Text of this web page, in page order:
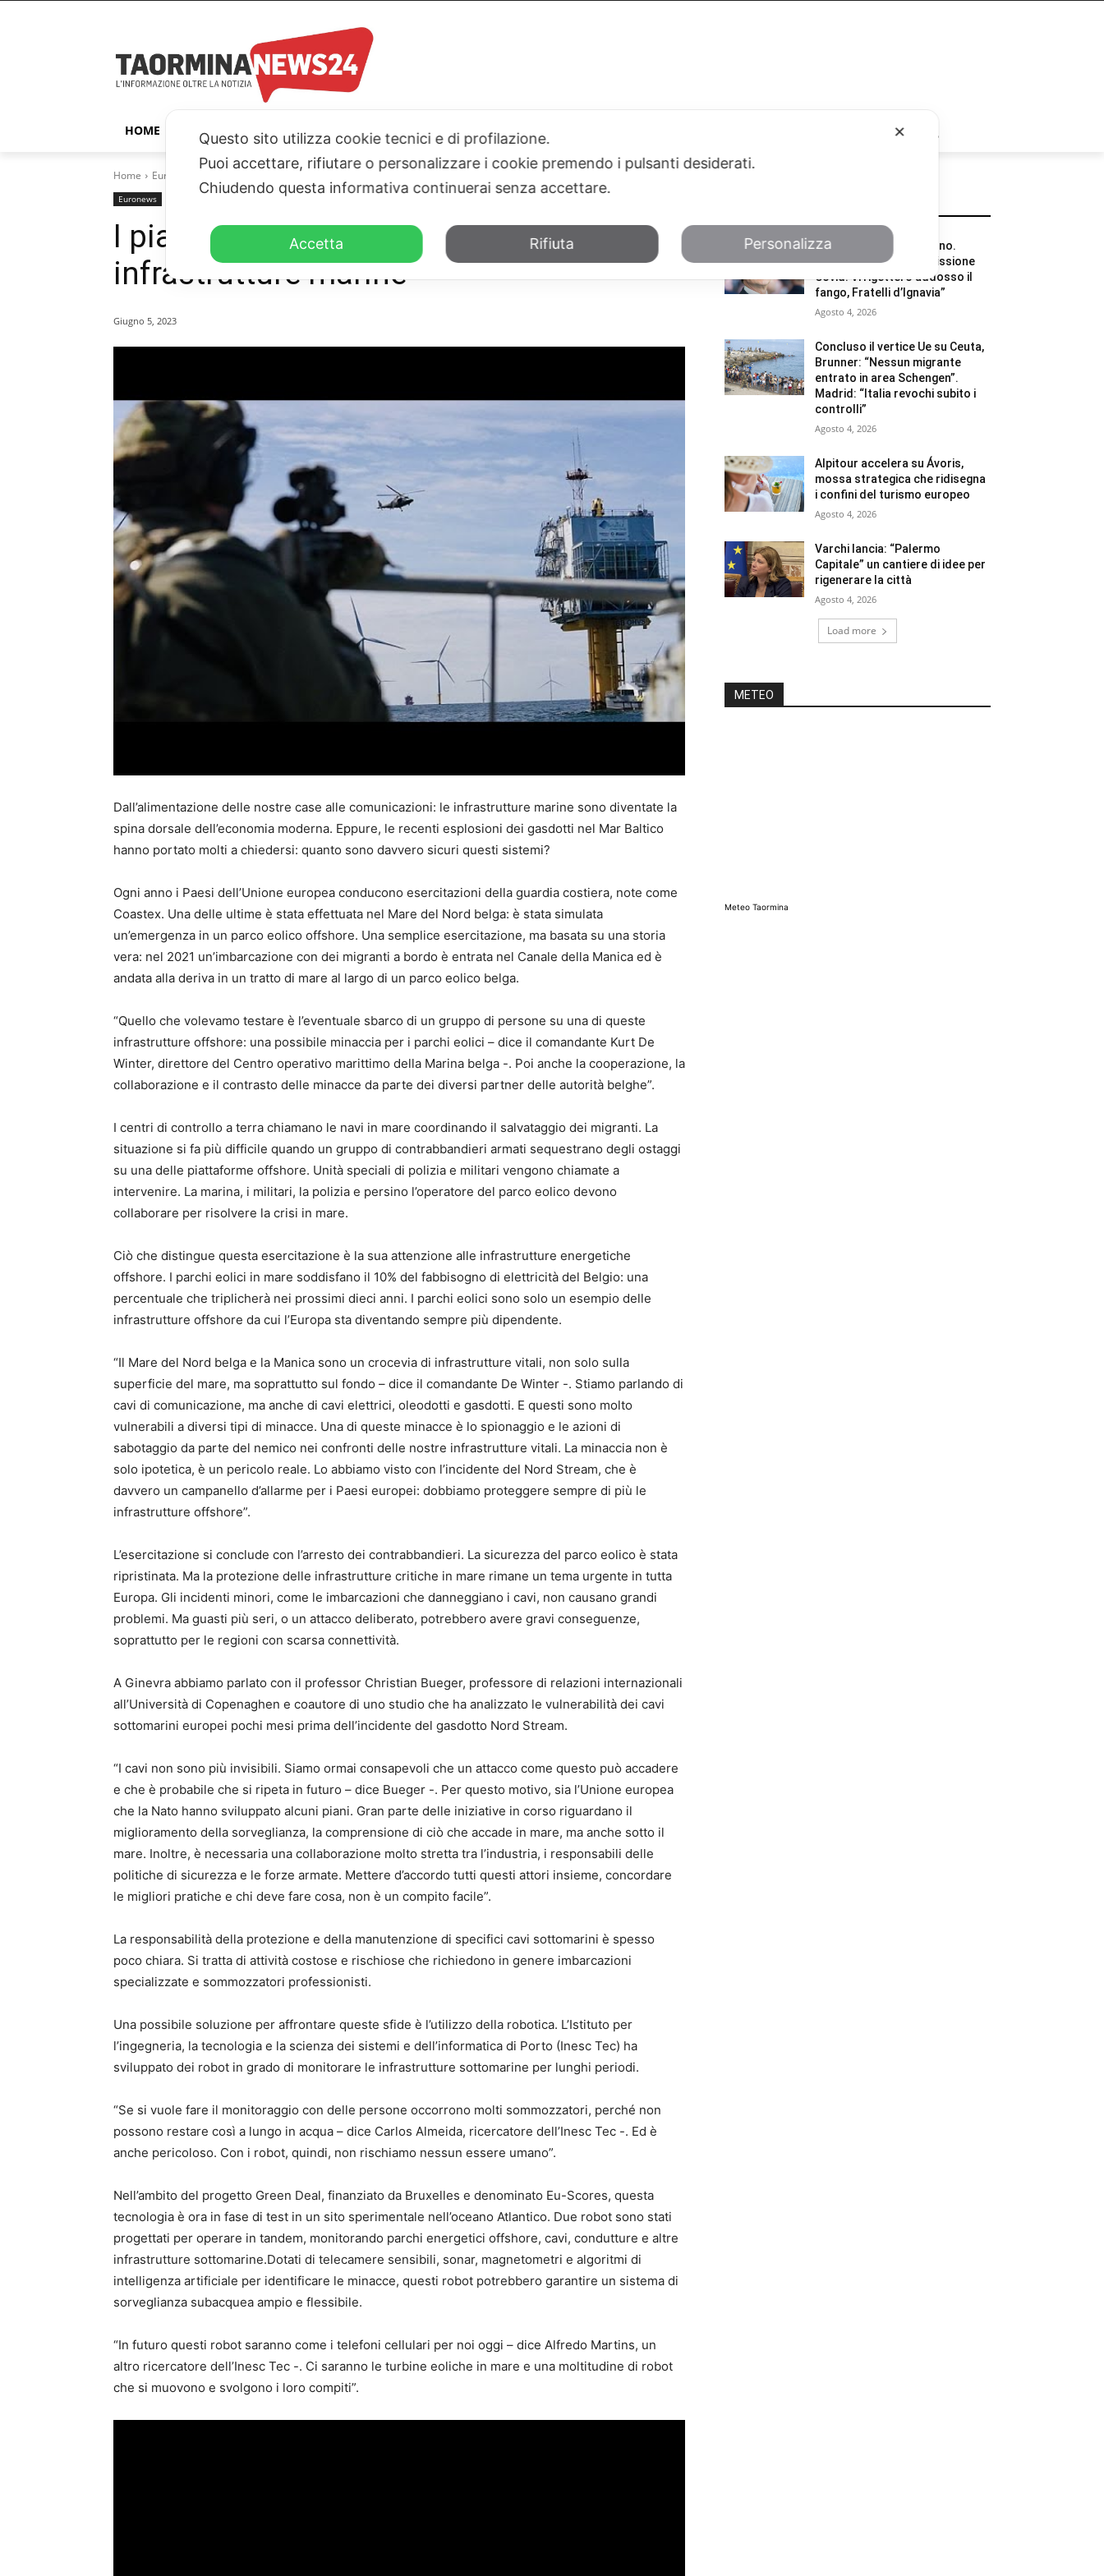
HOME TAORMINA ITALIA – ESTERI PARLAMENTO SICILIA
Home Euronews I piani di Ue e Nato per proteggere le infrastrutture marine
Euronews
I piani di Ue e Nato per proteggere le
infrastrutture marine
Giugno 5, 2023
Dall’alimentazione delle nostre case alle comunicazioni: le infrastrutture marine sono diventate la
spina dorsale dell’economia moderna. Eppure, le recenti esplosioni dei gasdotti nel Mar Baltico
hanno portato molti a chiedersi: quanto sono davvero sicuri questi sistemi?
Ogni anno i Paesi dell’Unione europea conducono esercitazioni della guardia costiera, note come
Coastex. Una delle ultime è stata effettuata nel Mare del Nord belga: è stata simulata
un’emergenza in un parco eolico offshore. Una semplice esercitazione, ma basata su una storia
vera: nel 2021 un’imbarcazione con dei migranti a bordo è entrata nel Canale della Manica ed è
andata alla deriva in un tratto di mare al largo di un parco eolico belga.
“Quello che volevamo testare è l’eventuale sbarco di un gruppo di persone su una di queste
infrastrutture offshore: una possibile minaccia per i parchi eolici – dice il comandante Kurt De
Winter, direttore del Centro operativo marittimo della Marina belga -. Poi anche la cooperazione, la
collaborazione e il contrasto delle minacce da parte dei diversi partner delle autorità belghe”.
I centri di controllo a terra chiamano le navi in mare coordinando il salvataggio dei migranti. La
situazione si fa più difficile quando un gruppo di contrabbandieri armati sequestrano degli ostaggi
su una delle piattaforme offshore. Unità speciali di polizia e militari vengono chiamate a
intervenire. La marina, i militari, la polizia e persino l’operatore del parco eolico devono
collaborare per risolvere la crisi in mare.
Ciò che distingue questa esercitazione è la sua attenzione alle infrastrutture energetiche
offshore. I parchi eolici in mare soddisfano il 10% del fabbisogno di elettricità del Belgio: una
percentuale che triplicherà nei prossimi dieci anni. I parchi eolici sono solo un esempio delle
infrastrutture offshore da cui l’Europa sta diventando sempre più dipendente.
“Il Mare del Nord belga e la Manica sono un crocevia di infrastrutture vitali, non solo sulla
superficie del mare, ma soprattutto sul fondo – dice il comandante De Winter -. Stiamo parlando di
cavi di comunicazione, ma anche di cavi elettrici, oleodotti e gasdotti. E questi sono molto
vulnerabili a diversi tipi di minacce. Una di queste minacce è lo spionaggio e le azioni di
sabotaggio da parte del nemico nei confronti delle nostre infrastrutture vitali. La minaccia non è
solo ipotetica, è un pericolo reale. Lo abbiamo visto con l’incidente del Nord Stream, che è
davvero un campanello d’allarme per i Paesi europei: dobbiamo proteggere sempre di più le
infrastrutture offshore”.
L’esercitazione si conclude con l’arresto dei contrabbandieri. La sicurezza del parco eolico è stata
ripristinata. Ma la protezione delle infrastrutture critiche in mare rimane un tema urgente in tutta
Europa. Gli incidenti minori, come le imbarcazioni che danneggiano i cavi, non causano grandi
problemi. Ma guasti più seri, o un attacco deliberato, potrebbero avere gravi conseguenze,
soprattutto per le regioni con scarsa connettività.
A Ginevra abbiamo parlato con il professor Christian Bueger, professore di relazioni internazionali
all’Università di Copenaghen e coautore di uno studio che ha analizzato le vulnerabilità dei cavi
sottomarini europei pochi mesi prima dell’incidente del gasdotto Nord Stream.
“I cavi non sono più invisibili. Siamo ormai consapevoli che un attacco come questo può accadere
e che è probabile che si ripeta in futuro – dice Bueger -. Per questo motivo, sia l’Unione europea
che la Nato hanno sviluppato alcuni piani. Gran parte delle iniziative in corso riguardano il
miglioramento della sorveglianza, la comprensione di ciò che accade in mare, ma anche sotto il
mare. Inoltre, è necessaria una collaborazione molto stretta tra l’industria, i responsabili delle
politiche di sicurezza e le forze armate. Mettere d’accordo tutti questi attori insieme, concordare
le migliori pratiche e chi deve fare cosa, non è un compito facile”.
La responsabilità della protezione e della manutenzione di specifici cavi sottomarini è spesso
poco chiara. Si tratta di attività costose e rischiose che richiedono in genere imbarcazioni
specializzate e sommozzatori professionisti.
Una possibile soluzione per affrontare queste sfide è l’utilizzo della robotica. L’Istituto per
l’ingegneria, la tecnologia e la scienza dei sistemi e dell’informatica di Porto (Inesc Tec) ha
sviluppato dei robot in grado di monitorare le infrastrutture sottomarine per lunghi periodi.
“Se si vuole fare il monitoraggio con delle persone occorrono molti sommozzatori, perché non
possono restare così a lungo in acqua – dice Carlos Almeida, ricercatore dell’Inesc Tec -. Ed è
anche pericoloso. Con i robot, quindi, non rischiamo nessun essere umano”.
Nell’ambito del progetto Green Deal, finanziato da Bruxelles e denominato Eu-Scores, questa
tecnologia è ora in fase di test in un sito sperimentale nell’oceano Atlantico. Due robot sono stati
progettati per operare in tandem, monitorando parchi energetici offshore, cavi, condutture e altre
infrastrutture sottomarine.Dotati di telecamere sensibili, sonar, magnetometri e algoritmi di
intelligenza artificiale per identificare le minacce, questi robot potrebbero garantire un sistema di
sorveglianza subacquea ampio e flessibile.
“In futuro questi robot saranno come i telefoni cellulari per noi oggi – dice Alfredo Martins, un
altro ricercatore dell’Inesc Tec -. Ci saranno le turbine eoliche in mare e una moltitudine di robot
che si muovono e svolgono i loro compiti”.
Conte: “Chi scappa? Io no.
Buffonata sulla Commissione
Covid. Vi rigetterò addosso il
fango, Fratelli d’Ignavia”
Agosto 4, 2026
Concluso il vertice Ue su Ceuta,
Brunner: “Nessun migrante
entrato in area Schengen”.
Madrid: “Italia revochi subito i
controlli”
Agosto 4, 2026
Alpitour accelera su Ávoris,
mossa strategica che ridisegna
i confini del turismo europeo
Agosto 4, 2026
Varchi lancia: “Palermo
Capitale” un cantiere di idee per
rigenerare la città
Agosto 4, 2026
Load more
METEO
Meteo Taormina
✕
Questo sito utilizza cookie tecnici e di profilazione.
Puoi accettare, rifiutare o personalizzare i cookie premendo i pulsanti desiderati.
Chiudendo questa informativa continuerai senza accettare.
Accetta Rifiuta Personalizza